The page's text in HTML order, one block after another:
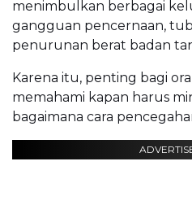
menimbulkan berbagai
gangguan pencernaan,
penurunan berat badan
Karena itu, penting bagi
memahami kapan harus
bagaimana cara